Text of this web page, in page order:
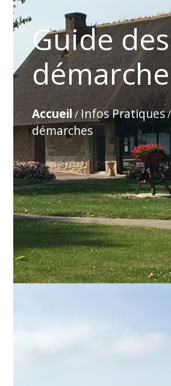
Guide des
Accueil / Infos Pratiques
démarches